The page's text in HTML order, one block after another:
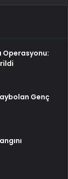
Operasyonu:
Genç